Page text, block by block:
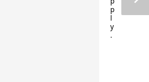
p
l
y
.